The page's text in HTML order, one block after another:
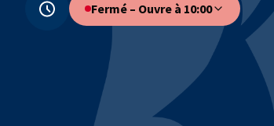
Fermé – Ouvre à 10:00